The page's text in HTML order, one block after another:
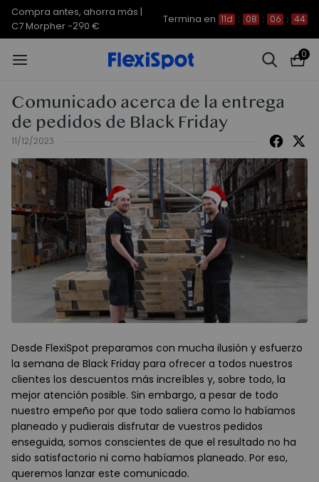
Compra antes, ahorra más |
C7 Morpher -290 €
Termina en 11d : 08 : 06 : 44
0
Comunicado acerca de la entrega
de pedidos de Black Friday
11/12/2023
Desde FlexiSpot preparamos con mucha ilusión y esfuerzo
la semana de Black Friday para ofrecer a todos nuestros
clientes los descuentos más increíbles y, sobre todo, la
mejor atención posible. Sin embargo, a pesar de todo
nuestro empeño por que todo saliera como lo habíamos
planeado y pudierais disfrutar de vuestros pedidos
enseguida, somos conscientes de que el resultado no ha
sido satisfactorio ni como habíamos planeado. Por eso,
queremos lanzar este comunicado.